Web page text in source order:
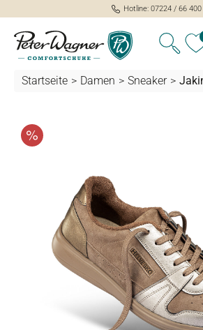
springen
Hotline: 07224 / 66 400
Startseite > Damen > Sneaker >
Bildergalerie überspringen